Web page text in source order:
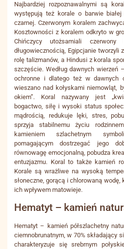
Najbardziej rozpoznawalnymi są
występują też korale o barwie
czarnej. Czerwonym koralem
Kosztowności z koralem odkryto w
Chińczycy utożsamiali
długowiecznością, Egipcjanie tworzyli
rolę talizmanów, a Hindusi z korala
szczęście. Według dawnych wierzeń
ochronne i dlatego też w dawnych
wieszano nad kołyskami niemowląt,
okiem”. Koral nazywany jest
bogactwo, siłę i wysoki status
mądrością, redukuje lęki, stres,
sprzyja stabilnemu życiu
kamieniem szlachetnym
pomagającym dostrzegać jego
równowagę emocjonalną, pobudza
entuzjazmu. Koral to także kamień
Korale są wrażliwe na wysoką
słoneczne, gorącą i chlorowaną
ich wpływem matowieje.
Hematyt – kamień
Hematyt – kamień półszlachetny
ciemnobrunatnym, w 70% składający
charakteryzuje się srebrnym